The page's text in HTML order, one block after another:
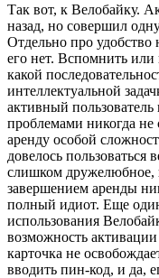
Так вот, к Велобайку.
назад, но совершил
Отдельно про удобство
его нет. Вспомнить или
какой
интеллектуальной
активный
проблемами никогда не
аренду особой
довелось пользоваться
слишком дружелюбное,
завершением аренды
полный идиот. Еще
использования
возможность
карточка не
вводить пин-код, и да,